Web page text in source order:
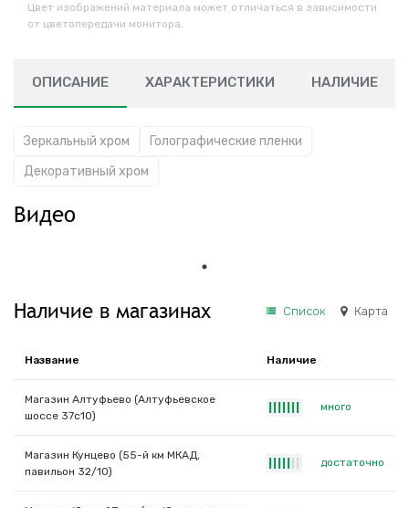
Цвет изображений материала может отличаться в зависимости
от цветопередачи монитора.
ОПИСАНИЕ ХАРАКТЕРИСТИКИ НАЛИЧИЕ
Зеркальный хром
Голографические пленки
Декоративный хром
Видео
Наличие в магазинах Список Карта
Название Наличие
Магазин Алтуфьево (Алтуфьевское
шоссе 37с10)
много
Магазин Кунцево (55-й км МКАД,
павильон 32/10)
достаточно